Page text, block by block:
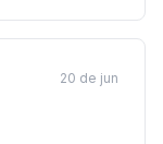
20 de jun